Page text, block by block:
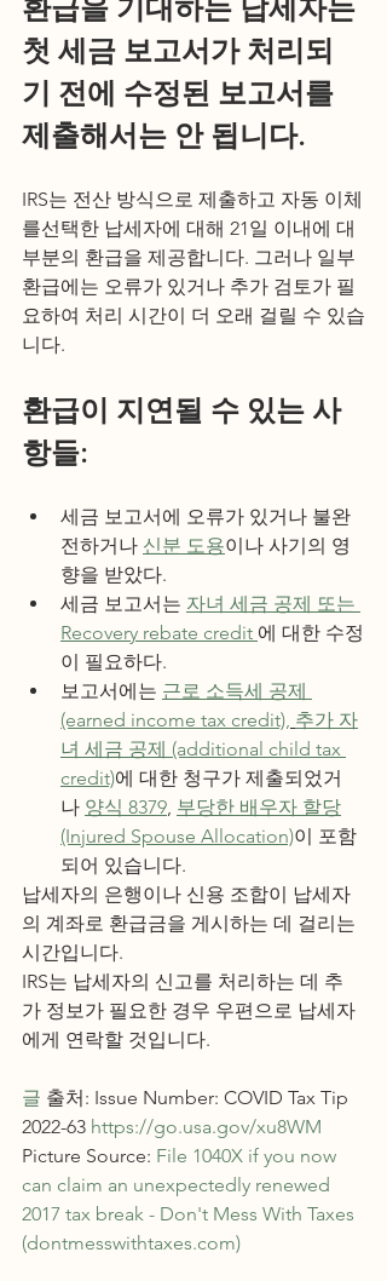
환급을 기대하는 납세자는
첫 세금 보고서가 처리되
기 전에 수정된 보고서를
제출해서는 안 됩니다.
IRS는 전산 방식으로 제출하고 자동 이체
를선택한 납세자에 대해 21일 이내에 대
부분의 환급을 제공합니다. 그러나 일부
환급에는 오류가 있거나 추가 검토가 필
요하여 처리 시간이 더 오래 걸릴 수 있습
니다.
환급이 지연될 수 있는 사
항들:
세금 보고서에 오류가 있거나 불완
전하거나 신분 도용이나 사기의 영
향을 받았다.
세금 보고서는 자녀 세금 공제 또는
Recovery rebate credit 에 대한 수정
이 필요하다.
보고서에는 근로 소득세 공제
(earned income tax credit), 추가 자
녀 세금 공제 (additional child tax
credit)에 대한 청구가 제출되었거
나 양식 8379 부당한 배우자 할당
(Injured Spouse Allocation)이 포함
되어 있습니다.
납세자의 은행이나 신용 조합이 납세자
의 계좌로 환급금을 게시하는 데 걸리는
시간입니다.
IRS는 납세자의 신고를 처리하는 데 추
가 정보가 필요한 경우 우편으로 납세자
에게 연락할 것입니다.
글 출처: Issue Number: COVID Tax Tip
2022-63 https://go.usa.gov/xu8WM
Picture Source: File 1040X if you now
can claim an unexpectedly renewed
2017 tax break - Don't Mess With Taxes
(dontmesswithtaxes.com)